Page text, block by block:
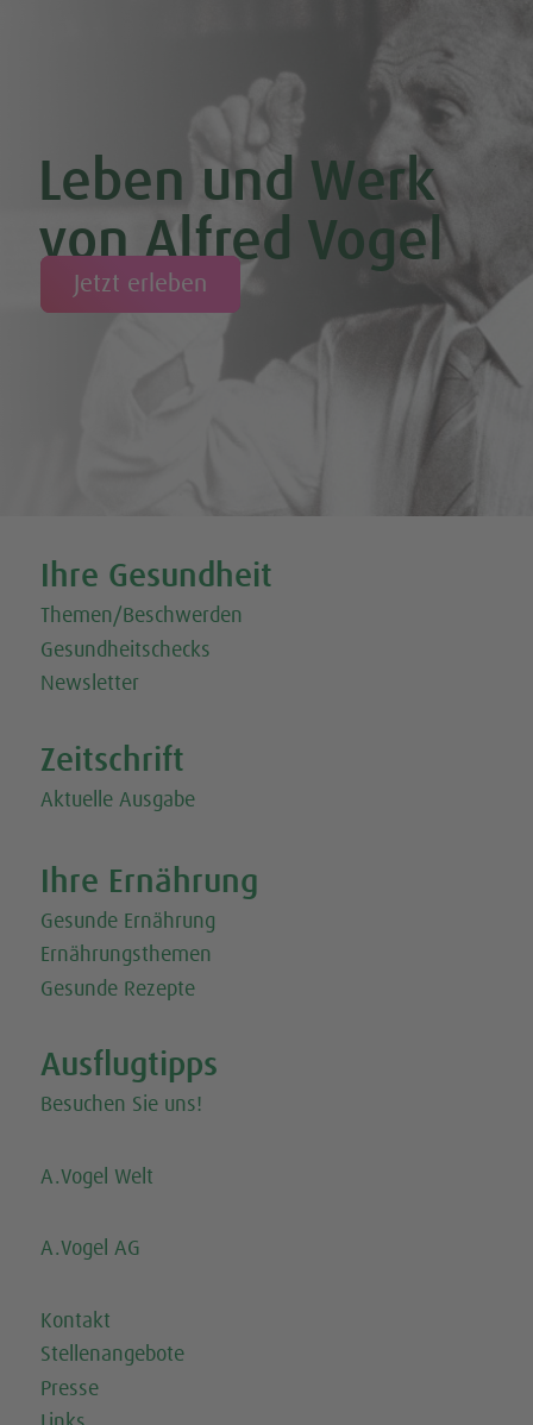
Leben und Werk
von Alfred Vogel
Jetzt erleben
Ihre Gesundheit
Themen/Beschwerden
Gesundheitschecks
Newsletter
Zeitschrift
Aktuelle Ausgabe
Ihre Ernährung
Gesunde Ernährung
Ernährungsthemen
Gesunde Rezepte
Ausflugtipps
Besuchen Sie uns!
A.Vogel Welt
A.Vogel AG
Kontakt
Stellenangebote
Presse